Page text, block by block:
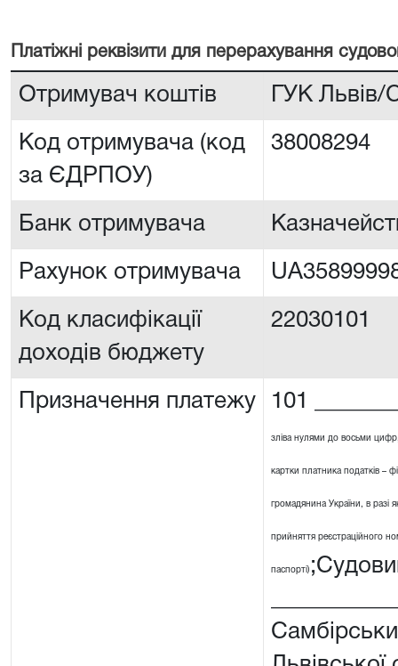
Платiжнi реквiзити для перерахування
Отримувач коштів ГУК Львiв/
Код отримувача (код
за ЄДРПОУ)
38008294
Банк отримувача
Рахунок отримувача
Код класифікації
доходів бюджету
22030101
Призначення платежу 101
зліва нулями до восьми
картки платника податків –
громадянина України, в разі
прийняття реєстраційного
паспорті)